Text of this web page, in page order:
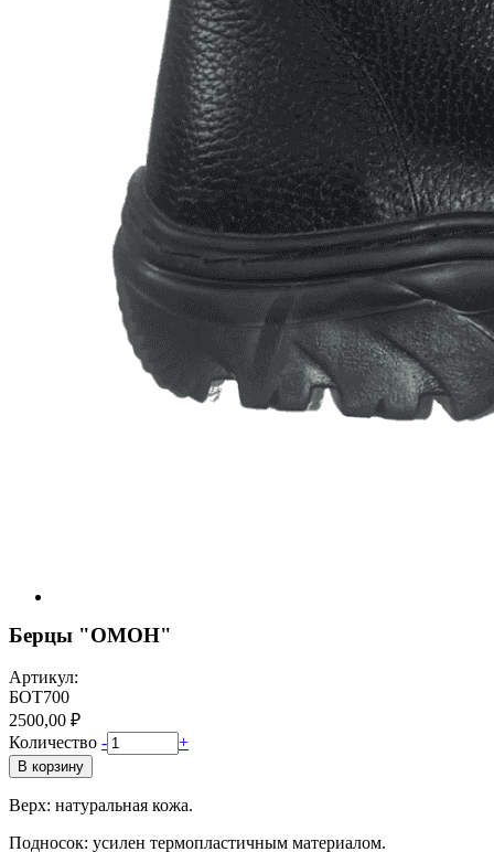
Берцы "ОМОН"
Артикул:
БОТ700
2500,00 ₽
Количество - +
В корзину
Верх: натуральная кожа.
Подносок: усилен термопластичным материалом.